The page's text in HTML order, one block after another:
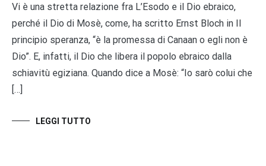
Vi è una stretta relazione fra L’Esodo e il Dio ebraico,
perché il Dio di Mosè, come, ha scritto Ernst Bloch in Il
principio speranza, “è la promessa di Canaan o egli non è
Dio”. E, infatti, il Dio che libera il popolo ebraico dalla
schiavitù egiziana. Quando dice a Mosè: “Io sarò colui che
[…]
LEGGI TUTTO